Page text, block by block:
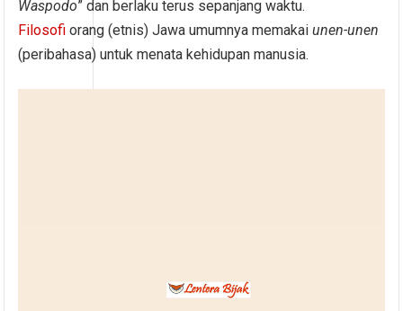
Waspodo” dan berlaku terus sepanjang waktu.
Filosofi orang (etnis) Jawa umumnya memakaiunen-unen
(peribahasa) untuk menata kehidupan manusia.